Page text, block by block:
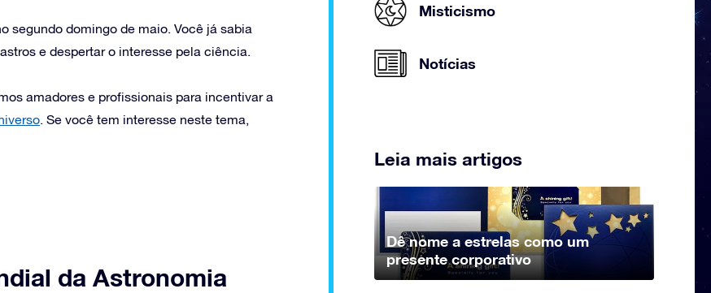
segundo domingo de maio. Você já sabia
e despertar o interesse pela ciência.
amadores e profissionais para incentivar a
. Se você tem interesse neste tema,
da Astronomia
Misticismo
Notícias
Leia mais artigos
Dê nome a estrelas como um
presente corporativo